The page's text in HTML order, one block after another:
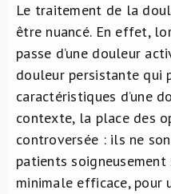
Le traitement de la
être nuancé. En effet,
passe d’une douleur
douleur persistante qui
caractéristiques d’une
contexte, la place des
controversée : ils ne
patients
minimale efficace, pour